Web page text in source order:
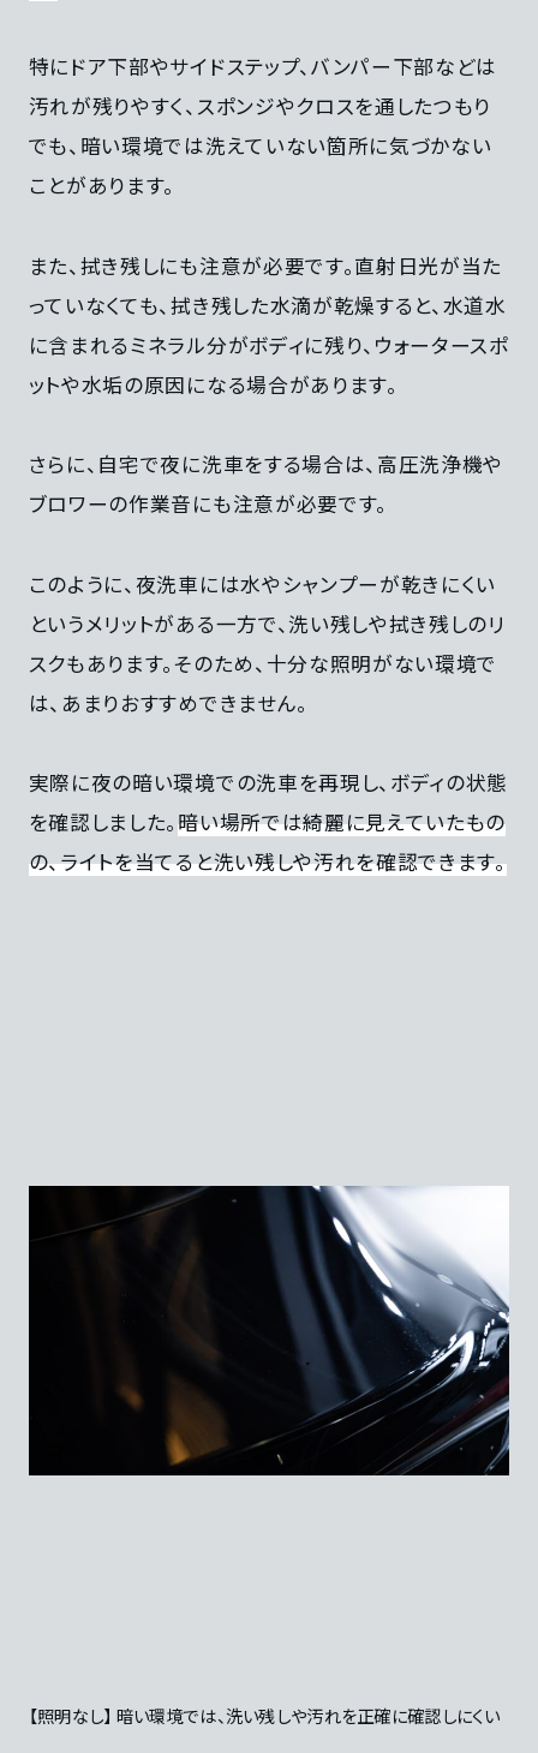
特にドア下部やサイドステップ、バンパー下部などは
汚れが残りやすく、スポンジやクロスを通したつもり
でも、暗い環境では洗えていない箇所に気づかない
ことがあります。
また、拭き残しにも注意が必要です。直射日光が当た
っていなくても、拭き残した水滴が乾燥すると、水道水
に含まれるミネラル分がボディに残り、ウォータースポ
ットや水垢の原因になる場合があります。
さらに、自宅で夜に洗車をする場合は、高圧洗浄機や
ブロワーの作業音にも注意が必要です。
このように、夜洗車には水やシャンプーが乾きにくい
というメリットがある一方で、洗い残しや拭き残しのリ
スクもあります。そのため、十分な照明がない環境で
は、あまりおすすめできません。
実際に夜の暗い環境での洗車を再現し、ボディの状態
を確認しました。暗い場所では綺麗に見えていたもの
の、ライトを当てると洗い残しや汚れを確認できます。
【照明なし】 暗い環境では、洗い残しや汚れを正確に確認しにくい